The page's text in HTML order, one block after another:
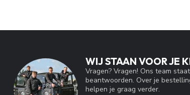
WIJ STAAN VOOR JE
Vragen? Vragen! Ons team
beantwoorden. Over je
helpen je graag verder.